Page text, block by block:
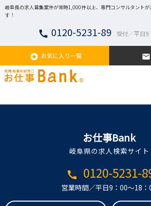
岐阜県の求人募集案件が常時1,000件以上、専門コンサルタント
す！
call 0120-5231-89 受付／平日
stars お気に入り一覧 email
お仕事Bank
岐阜県の求人検索サイト
call 0120-5231-
営業時間／平日9：00～18：